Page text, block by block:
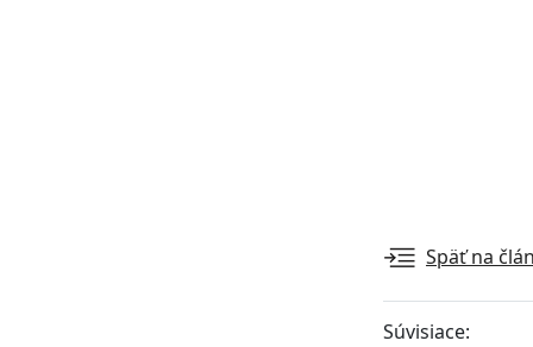
Späť na
Súvisiace: